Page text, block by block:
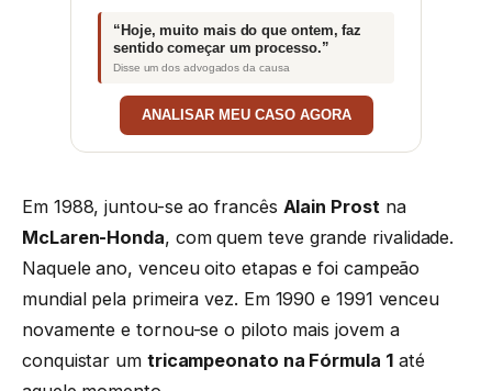
“Hoje, muito mais do que ontem, faz
sentido começar um processo.”
Disse um dos advogados da causa
ANALISAR MEU CASO AGORA
Em 1988, juntou-se ao francês Alain Prost na
McLaren-Honda, com quem teve grande rivalidade.
Naquele ano, venceu oito etapas e foi campeão
mundial pela primeira vez. Em 1990 e 1991 venceu
novamente e tornou-se o piloto mais jovem a
conquistar um tricampeonato na Fórmula 1até